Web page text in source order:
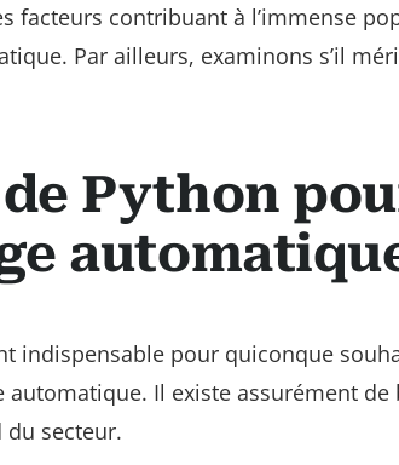
facteurs contribuant à l’immense
Par ailleurs, examinons s’il
Python
indispensable pour quiconque
automatique. Il existe assurément
secteur.